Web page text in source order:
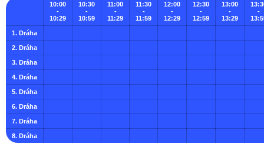
10:00
-
10:29
10:30
-
10:59
11:00
-
11:29
11:30
-
11:59
12:00
-
12:29
12:30
-
12:59
13:00
-
13:29
-
1. Dráha
2. Dráha
3. Dráha
4. Dráha
5. Dráha
6. Dráha
7. Dráha
8. Dráha